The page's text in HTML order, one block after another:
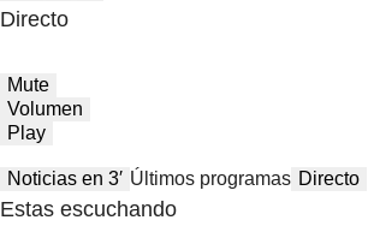
Directo
Mute
Volumen
Play
Noticias en 3′ Últimos programas Directo
Estas escuchando